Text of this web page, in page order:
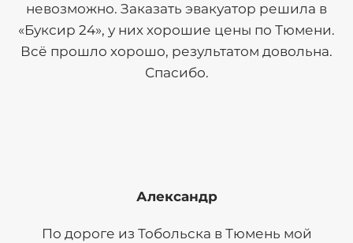
невозможно. Заказать эвакуатор решила в
«Буксир 24», у них хорошие цены по Тюмени.
Всё прошло хорошо, результатом довольна.
Спасибо.
Александр
По дороге из Тобольска в Тюмень мой